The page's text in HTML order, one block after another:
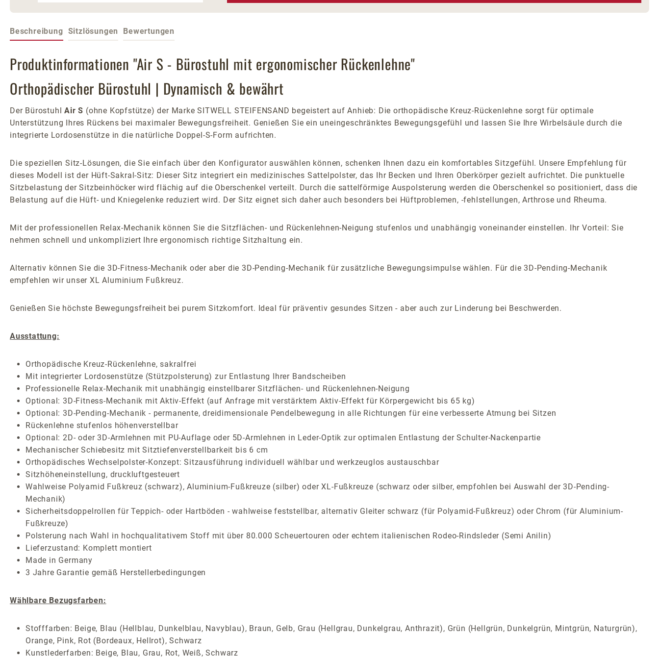
Beschreibung Sitzlösungen Bewertungen
Produktinformationen "Air S - Bürostuhl mit ergonomischer Rückenlehne"
Orthopädischer Bürostuhl | Dynamisch & bewährt
Der BürostuhlAir S (ohne Kopfstütze) der Marke SITWELL STEIFENSAND begeistert auf Anhieb: Die orthopädische Kreuz-Rückenlehne sorgt für optimale
Unterstützung Ihres Rückens bei maximaler Bewegungsfreiheit. Genießen Sie ein uneingeschränktes Bewegungsgefühl und lassen Sie Ihre Wirbelsäule durch die
integrierte Lordosenstütze in die natürliche Doppel-S-Form aufrichten.
Die speziellen Sitz-Lösungen, die Sie einfach über den Konfigurator auswählen können, schenken Ihnen dazu ein komfortables Sitzgefühl. Unsere Empfehlung für
dieses Modell ist der Hüft-Sakral-Sitz: Dieser Sitz integriert ein medizinisches Sattelpolster, das Ihr Becken und Ihren Oberkörper gezielt aufrichtet. Die punktuelle
Sitzbelastung der Sitzbeinhöcker wird flächig auf die Oberschenkel verteilt. Durch die sattelförmige Auspolsterung werden die Oberschenkel so positioniert, dass die
Belastung auf die Hüft- und Kniegelenke reduziert wird. Der Sitz eignet sich daher auch besonders bei Hüftproblemen, -fehlstellungen, Arthrose und Rheuma.
Mit der professionellen Relax-Mechanik können Sie die Sitzflächen- und Rückenlehnen-Neigung stufenlos und unabhängig voneinander einstellen. Ihr Vorteil: Sie
nehmen schnell und unkompliziert Ihre ergonomisch richtige Sitzhaltung ein.
Alternativ können Sie die 3D-Fitness-Mechanik oder aber die 3D-Pending-Mechanik für zusätzliche Bewegungsimpulse wählen. Für die 3D-Pending-Mechanik
empfehlen wir unser XL Aluminium Fußkreuz.
Genießen Sie höchste Bewegungsfreiheit bei purem Sitzkomfort. Ideal für präventiv gesundes Sitzen - aber auch zur Linderung bei Beschwerden.
Ausstattung:
Orthopädische Kreuz-Rückenlehne, sakralfrei
Mit integrierter Lordosenstütze (Stützpolsterung) zur Entlastung Ihrer Bandscheiben
Professionelle Relax-Mechanik mit unabhängig einstellbarer Sitzflächen- und Rückenlehnen-Neigung
Optional: 3D-Fitness-Mechanik mit Aktiv-Effekt (auf Anfrage mit verstärktem Aktiv-Effekt für Körpergewicht bis 65 kg)
Optional: 3D-Pending-Mechanik - permanente, dreidimensionale Pendelbewegung in alle Richtungen für eine verbesserte Atmung bei Sitzen
Rückenlehne stufenlos höhenverstellbar
Optional: 2D- oder 3D-Armlehnen mit PU-Auflage oder 5D-Armlehnen in Leder-Optik zur optimalen Entlastung der Schulter-Nackenpartie
Mechanischer Schiebesitz mit Sitztiefenverstellbarkeit bis 6 cm
Orthopädisches Wechselpolster-Konzept: Sitzausführung individuell wählbar und werkzeuglos austauschbar
Sitzhöheneinstellung, druckluftgesteuert
Wahlweise Polyamid Fußkreuz (schwarz), Aluminium-Fußkreuze (silber) oder XL-Fußkreuze (schwarz oder silber, empfohlen bei Auswahl der 3D-Pending-
Mechanik)
Sicherheitsdoppelrollen für Teppich- oder Hartböden - wahlweise feststellbar, alternativ Gleiter schwarz (für Polyamid-Fußkreuz) oder Chrom (für Aluminium-
Fußkreuze)
Polsterung nach Wahl in hochqualitativem Stoff mit über 80.000 Scheuertouren oder echtem italienischen Rodeo-Rindsleder (Semi Anilin)
Lieferzustand: Komplett montiert
Made in Germany
3 Jahre Garantie gemäß Herstellerbedingungen
Wählbare Bezugsfarben:
Stofffarben: Beige, Blau (Hellblau, Dunkelblau, Navyblau), Braun, Gelb, Grau (Hellgrau, Dunkelgrau, Anthrazit), Grün (Hellgrün, Dunkelgrün, Mintgrün, Naturgrün),
Orange, Pink, Rot (Bordeaux, Hellrot), Schwarz
Kunstlederfarben: Beige, Blau, Grau, Rot, Weiß, Schwarz